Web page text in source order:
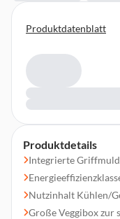
Produktdetails
Integrierte
Nutzinhalt Kühlen/
Große Veggibox zur
Produktdatenblatt